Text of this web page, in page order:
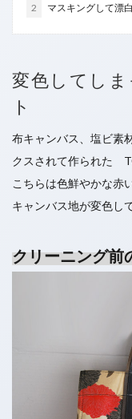
2 マスキングして漂
変色してし
ト
布キャンバス、塩ビ素
クスされて作られた
こちらは色鮮やかな赤
キャンバス地が変色し
クリーニング前
ヴェルニ
染
赤ワイン
飲